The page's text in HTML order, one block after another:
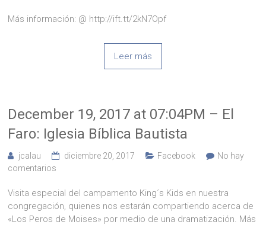
Más información: @ http://ift.tt/2kN7Opf
Leer más
December 19, 2017 at 07:04PM – El
Faro: Iglesia Bíblica Bautista
jcalau diciembre 20, 2017 Facebook
No hay
comentarios
Visita especial del campamento King´s Kids en nuestra
congregación, quienes nos estarán compartiendo acerca de
«Los Peros de Moises» por medio de una dramatización. Más